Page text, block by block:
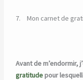
7. Mon carnet de
Avant de m’endormir,
gratitudepour